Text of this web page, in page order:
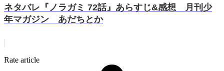
ネタバレ『ノラガミ 72話』あらすじ&感想 月刊少
年マガジン あだちとか
Rate article